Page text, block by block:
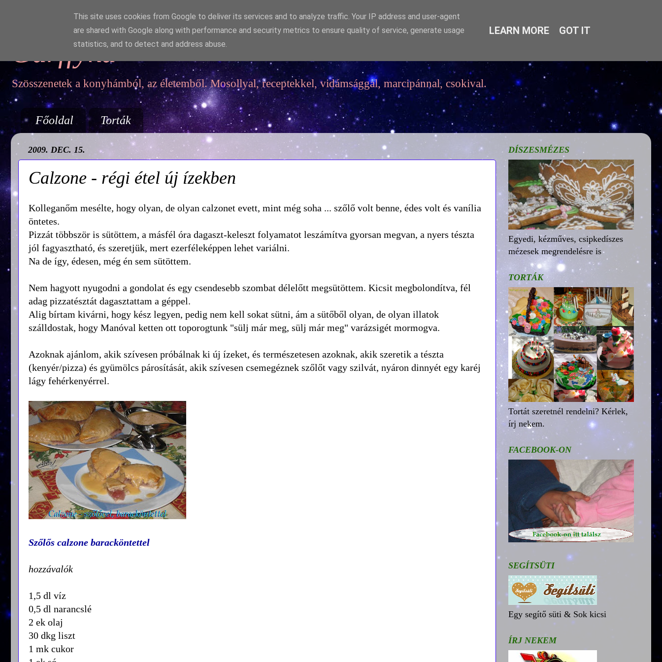
Garffyka
Szösszenetek a konyhámból, az életemből. Mosollyal, receptekkel, vidámsággal, marcipánnal, csokival.
Főoldal Torták
2009. DEC. 15.
Calzone - régi étel új ízekben
Kolleganőm mesélte, hogy olyan, de olyan calzonet evett, mint még soha ... szőlő volt benne, édes volt és vanília
öntetes.
Pizzát többször is sütöttem, a másfél óra dagaszt-keleszt folyamatot leszámítva gyorsan megvan, a nyers tészta
jól fagyasztható, és szeretjük, mert ezerféleképpen lehet variálni.
Na de így, édesen, még én sem sütöttem.
Nem hagyott nyugodni a gondolat és egy csendesebb szombat délelőtt megsütöttem. Kicsit megbolondítva, fél
adag pizzatésztát dagasztattam a géppel.
Alig bírtam kivárni, hogy kész legyen, pedig nem kell sokat sütni, ám a sütőből olyan, de olyan illatok
szálldostak, hogy Manóval ketten ott toporogtunk "sülj már meg, sülj már meg" varázsigét mormogva.
Azoknak ajánlom, akik szívesen próbálnak ki új ízeket, és természetesen azoknak, akik szeretik a tészta
(kenyér/pizza) és gyümölcs párosítását, akik szívesen csemegéznek szőlőt vagy szilvát, nyáron dinnyét egy karéj
lágy fehérkenyérrel.
Szőlős calzone baracköntettel
hozzávalók
1,5 dl víz
0,5 dl narancslé
2 ek olaj
30 dkg liszt
1 mk cukor
DÍSZESMÉZES
Egyedi, kézműves, csipkedíszes
mézesek megrendelésre is
TORTÁK
Tortát szeretnél rendelni? Kérlek,
írj nekem.
FACEBOOK-ON
SEGÍTSÜTI
Egy segítő süti & Sok kicsi
ÍRJ NEKEM
This site uses cookies from Google to deliver its services and to analyze traffic. Your IP address and user-agent
are shared with Google along with performance and security metrics to ensure quality of service, generate usage
statistics, and to detect and address abuse.
LEARN MORE GOT IT